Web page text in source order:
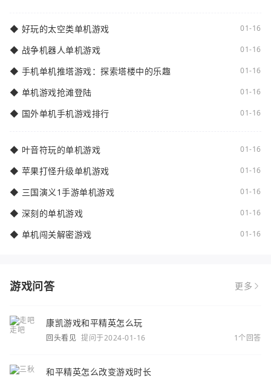
◆ 好玩的太空类单机游戏 01-16
◆ 战争机器人单机游戏 01-16
◆ 手机单机推塔游戏：探索塔楼中的乐趣 01-16
◆ 单机游戏抢滩登陆 01-16
◆ 国外单机手机游戏排行 01-16
◆ 叶音符玩的单机游戏 01-16
◆ 苹果打怪升级单机游戏 01-16
◆ 三国演义1手游单机游戏 01-16
◆ 深刻的单机游戏 01-16
◆ 单机闯关解密游戏 01-16
游戏问答 更多
康凯游戏和平精英怎么玩
回头看见 提问于2024-01-16 1个回答
和平精英怎么改变游戏时长